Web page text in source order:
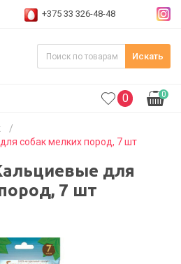
+375 33 326-48-48
Искать
0 0
/
собак мелких пород, 7 шт
для
7 шт